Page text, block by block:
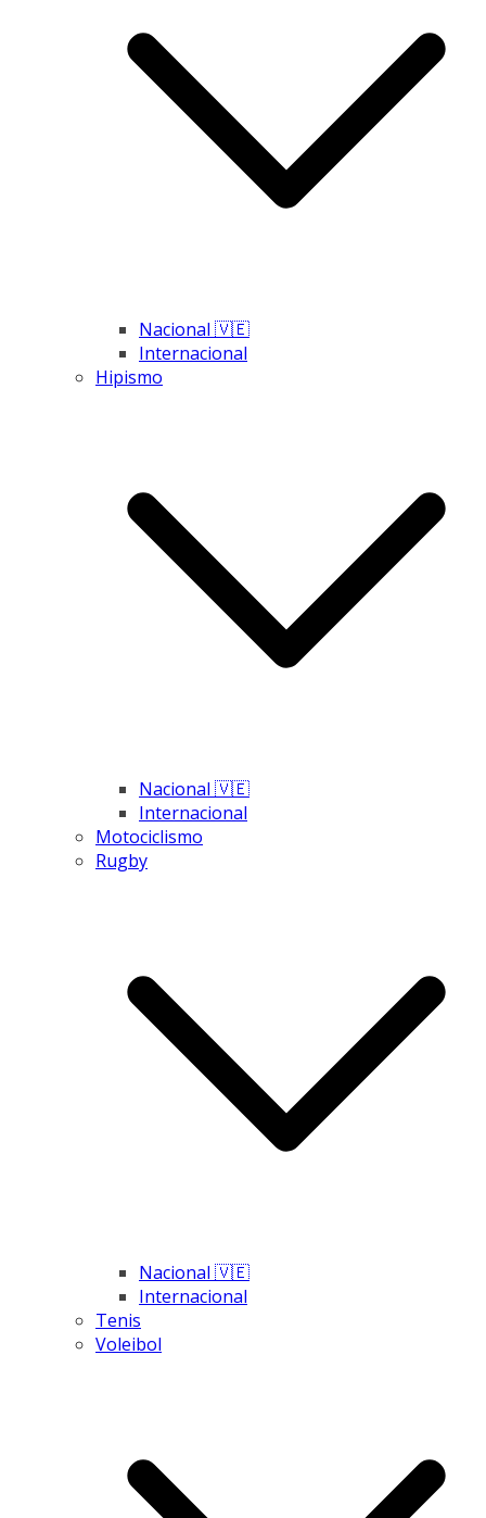
Nacional 🇻🇪
Internacional
Hipismo
Nacional 🇻🇪
Internacional
Motociclismo
Rugby
Nacional 🇻🇪
Internacional
Tenis
Voleibol